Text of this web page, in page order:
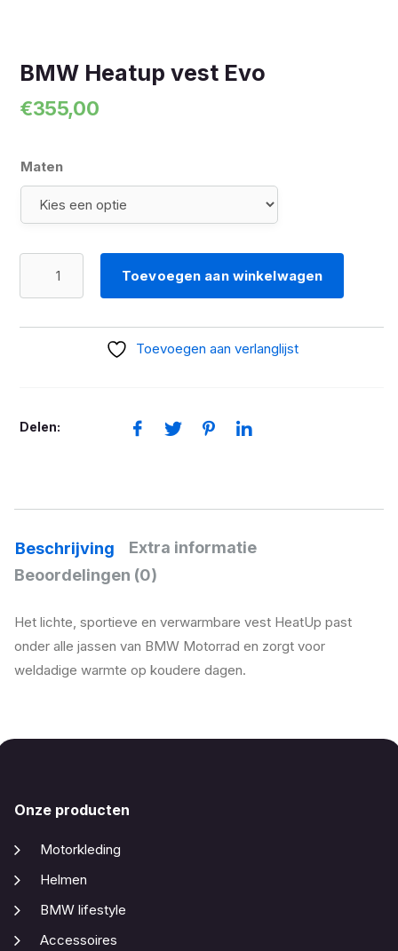
BMW Heatup vest Evo
€355,00
Maten
Toevoegen aan winkelwagen
Toevoegen aan verlanglijst
Delen:
Beschrijving
Extra informatie
Beoordelingen (0)
Het lichte, sportieve en verwarmbare vest HeatUp past
onder alle jassen van BMW Motorrad en zorgt voor
weldadige warmte op koudere dagen.
Onze producten
Motorkleding
Helmen
BMW lifestyle
Accessoires